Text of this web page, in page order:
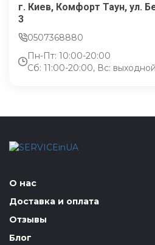
г. Киев, Комфорт Таун, ул.
3
0507368880
Пн-Пт: 10:00-20:00
Сб: 11:00-20:00, Вс: выходной
О нас
Доставка и оплата
Отзывы
Блог